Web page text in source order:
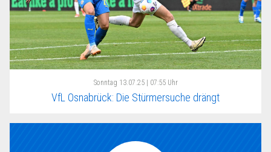
Sonntag 13.07.25 | 07:55 Uhr
VfL Osnabrück: Die Stürmersuche drängt